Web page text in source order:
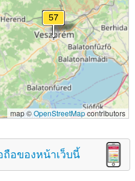
map ©OpenStreetMapcontributors
อของหน้าเว็บนี้